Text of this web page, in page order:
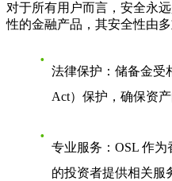
对于所有用户而言，安全永
性的金融产品，其安全性由多
法律保护 ：储备金
Act）保护，确保资产
专业服务 ：OSL 作
的投资者提供相关服